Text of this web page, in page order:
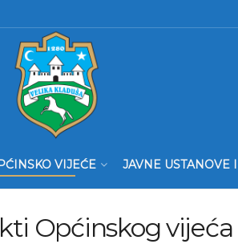
VIJEĆE JAVNE USTANOVE
Općinskog vijeća